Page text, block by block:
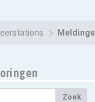
Zoek